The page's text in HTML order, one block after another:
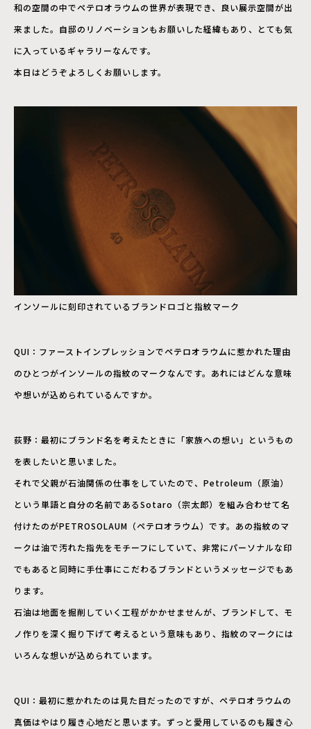
和の空間の中でペテロオラウムの世界が表現でき、良い展示空間が出
来ました。自邸のリノベーションもお願いした経緯もあり、とても気
に入っているギャラリーなんです。
本日はどうぞよろしくお願いします。
インソールに刻印されているブランドロゴと指紋マーク
QUI：ファーストインプレッションでペテロオラウムに惹かれた理由
のひとつがインソールの指紋のマークなんです。あれにはどんな意味
や想いが込められているんですか。
荻野：最初にブランド名を考えたときに「家族への想い」というもの
を表したいと思いました。
それで父親が石油関係の仕事をしていたので、Petroleum（原油）
という単語と自分の名前であるSotaro（宗太郎）を組み合わせて名
付けたのがPETROSOLAUM（ペテロオラウム）です。あの指紋のマ
ークは油で汚れた指先をモチーフにしていて、非常にパーソナルな印
でもあると同時に手仕事にこだわるブランドというメッセージでもあ
ります。
石油は地面を掘削していく工程がかかせませんが、ブランドして、モ
ノ作りを深く掘り下げて考えるという意味もあり、指紋のマークには
いろんな想いが込められています。
QUI：最初に惹かれたのは見た目だったのですが、ペテロオラウムの
真価はやはり履き心地だと思います。ずっと愛用しているのも履き心